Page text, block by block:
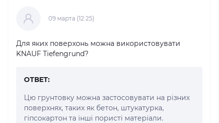
09 марта (12:25)
Для яких поверхонь можна використовувати
KNAUF Tiefengrund?
ОТВЕТ:
Цю грунтовку можна застосовувати на різних
поверхнях, таких як бетон, штукатурка,
гіпсокартон та інші пористі матеріали.